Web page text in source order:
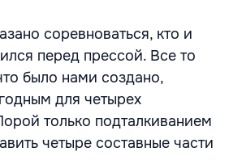
соревноваться, кто и
перед прессой. Все то
было нами создано,
для четырех
только подталкиванием
четыре составные части